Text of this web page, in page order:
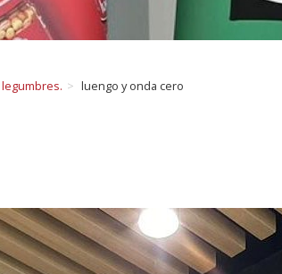
luengo y onda cero